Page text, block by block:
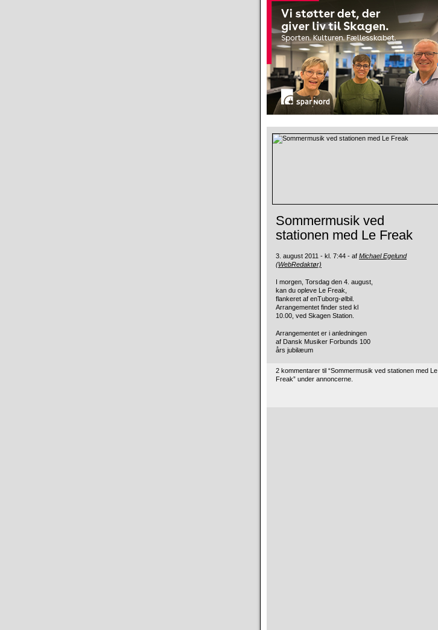
Sommermusik ved
stationen med Le Freak
3. august 2011 - kl. 7:44 - af Michael Egelund
(WebRedaktør)
I morgen, Torsdag den 4. august,
kan du opleve Le Freak,
flankeret af enTuborg-ølbil.
Arrangementet finder sted kl
10.00, ved Skagen Station.
Arrangementet er i anledningen
af Dansk Musiker Forbunds 100
års jubilæum
2 kommentarer til “Sommermusik ved stationen med Le
Freak” under annoncerne.